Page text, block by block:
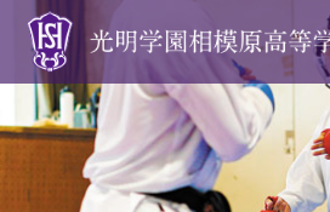
光明学園の魅力